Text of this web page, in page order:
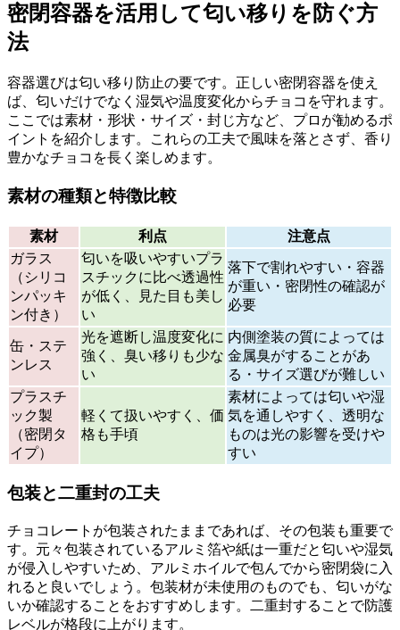
密閉容器を活用して匂い移りを防ぐ方
法
容器選びは匂い移り防止の要です。正しい密閉容器を使え
ば、匂いだけでなく湿気や温度変化からチョコを守れます。
ここでは素材・形状・サイズ・封じ方など、プロが勧めるポ
イントを紹介します。これらの工夫で風味を落とさず、香り
豊かなチョコを長く楽しめます。
素材の種類と特徴比較
素材 利点
注意点
ガラス
（シリコ
ンパッキ
ン付き）
匂いを吸いやすいプラ
スチックに比べ透過性
が低く、見た目も美し
い
落下で割れやすい・容器
が重い・密閉性の確認が
必要
缶・ステ
ンレス
光を遮断し温度変化に
強く、臭い移りも少な
い
内側塗装の質によっては
金属臭がすることがあ
る・サイズ選びが難しい
プラスチ
ック製
（密閉タ
イプ）
軽くて扱いやすく、価
格も手頃
素材によっては匂いや湿
気を通しやすく、透明な
ものは光の影響を受けや
すい
包装と二重封の工夫
チョコレートが包装されたままであれば、その包装も重要で
す。元々包装されているアルミ箔や紙は一重だと匂いや湿気
が侵入しやすいため、アルミホイルで包んでから密閉袋に入
れると良いでしょう。包装材が未使用のものでも、匂いがな
いか確認することをおすすめします。二重封することで防護
レベルが格段に上がります。